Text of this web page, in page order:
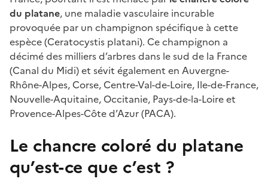
du platane, une maladie vasculaire incurable
provoquée par un champignon spécifique à cette
espèce (Ceratocystis platani). Ce champignon a
décimé des milliers d’arbres dans le sud de la France
(Canal du Midi) et sévit également en Auvergne-
Rhône-Alpes, Corse, Centre-Val-de-Loire, Ile-de-France,
Nouvelle-Aquitaine, Occitanie, Pays-de-la-Loire et
Provence-Alpes-Côte d’Azur (PACA).
Le chancre coloré du platane
qu’est-ce que c’est ?